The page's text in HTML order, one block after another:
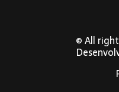
© All